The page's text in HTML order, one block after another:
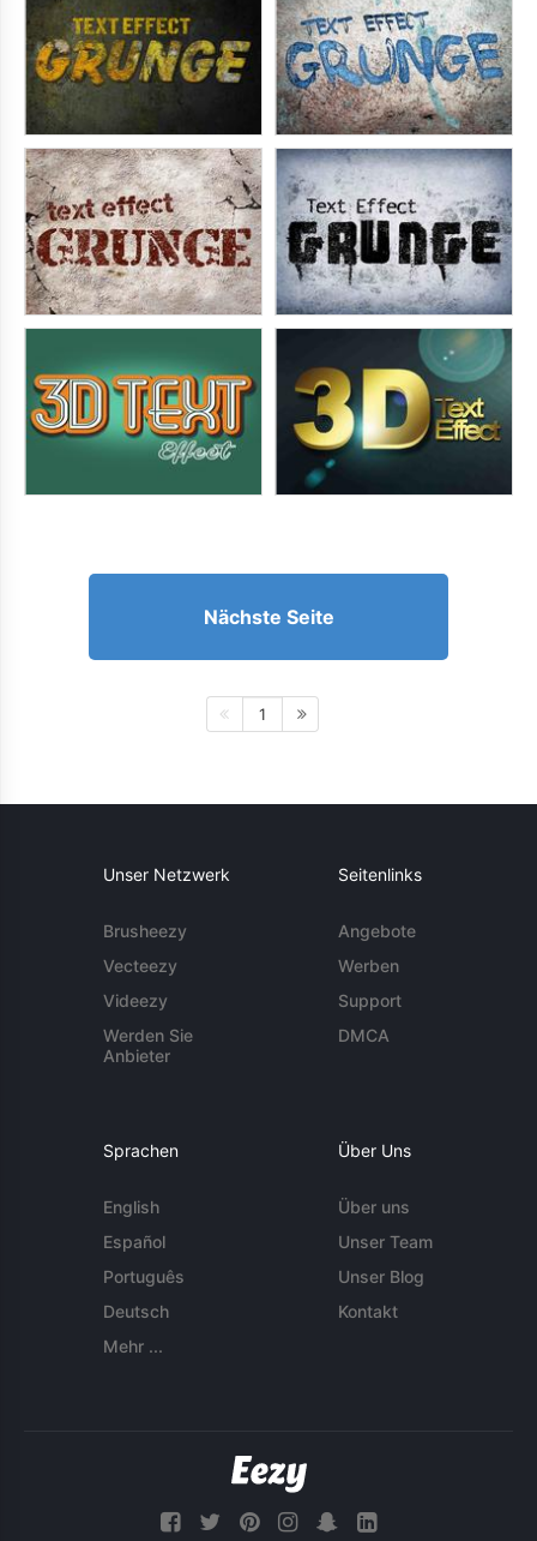
Nächste Seite
1
Unser Netzwerk
Brusheezy
Vecteezy
Videezy
Werden Sie
Anbieter
Seitenlinks
Angebote
Werben
Support
DMCA
Sprachen
English
Español
Português
Deutsch
Mehr ...
Über Uns
Über uns
Unser Team
Unser Blog
Kontakt